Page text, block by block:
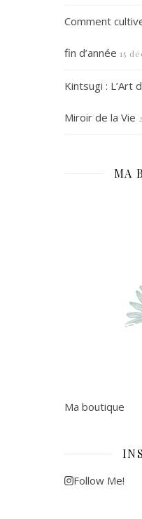
Comment
fin d’année 15
Kintsugi : L’Art
Miroir de la Vie
MA
Ma boutique
Follow Me!